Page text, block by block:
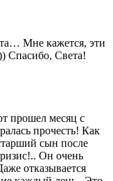
Мне кажется, эти
Спасибо, Света!
прошел месяц с
прочесть! Как
сын после
Он очень
отказывается